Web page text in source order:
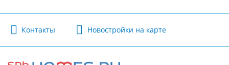
Контакты Новостройки на карте